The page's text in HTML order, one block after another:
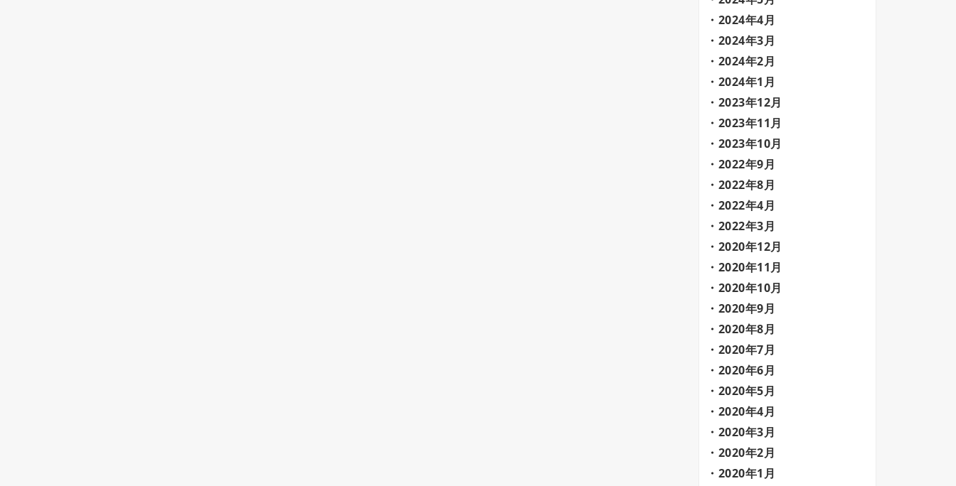
2024年4月
2024年3月
2024年2月
2024年1月
2023年12月
2023年11月
2023年10月
2022年9月
2022年8月
2022年4月
2022年3月
2020年12月
2020年11月
2020年10月
2020年9月
2020年8月
2020年7月
2020年6月
2020年5月
2020年4月
2020年3月
2020年2月
2020年1月